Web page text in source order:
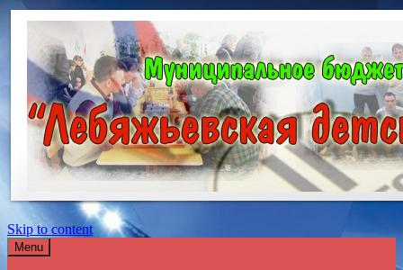
Skip to content
Menu